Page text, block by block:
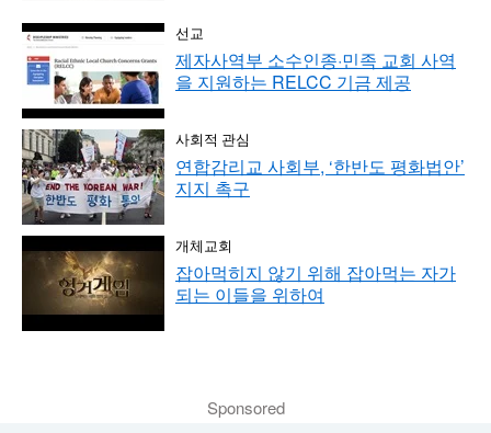
선교
제자사역부 소수인종·민족 교회 사역
을 지원하는 RELCC 기금 제공
사회적 관심
연합감리교 사회부, ‘한반도 평화법안’
지지 촉구
개체교회
잡아먹히지 않기 위해 잡아먹는 자가
되는 이들을 위하여
Sponsored